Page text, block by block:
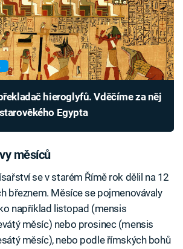
hieroglyfů. Vděčíme za něj
Egypta
měsíců
se v starém Římě rok dělil na 12
březnem. Měsíce se pojmenovávaly
například listopad (mensis
měsíc) nebo prosinec (mensis
měsíc), nebo podle římských bohů